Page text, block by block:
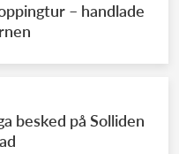
– handlade
besked på Solliden